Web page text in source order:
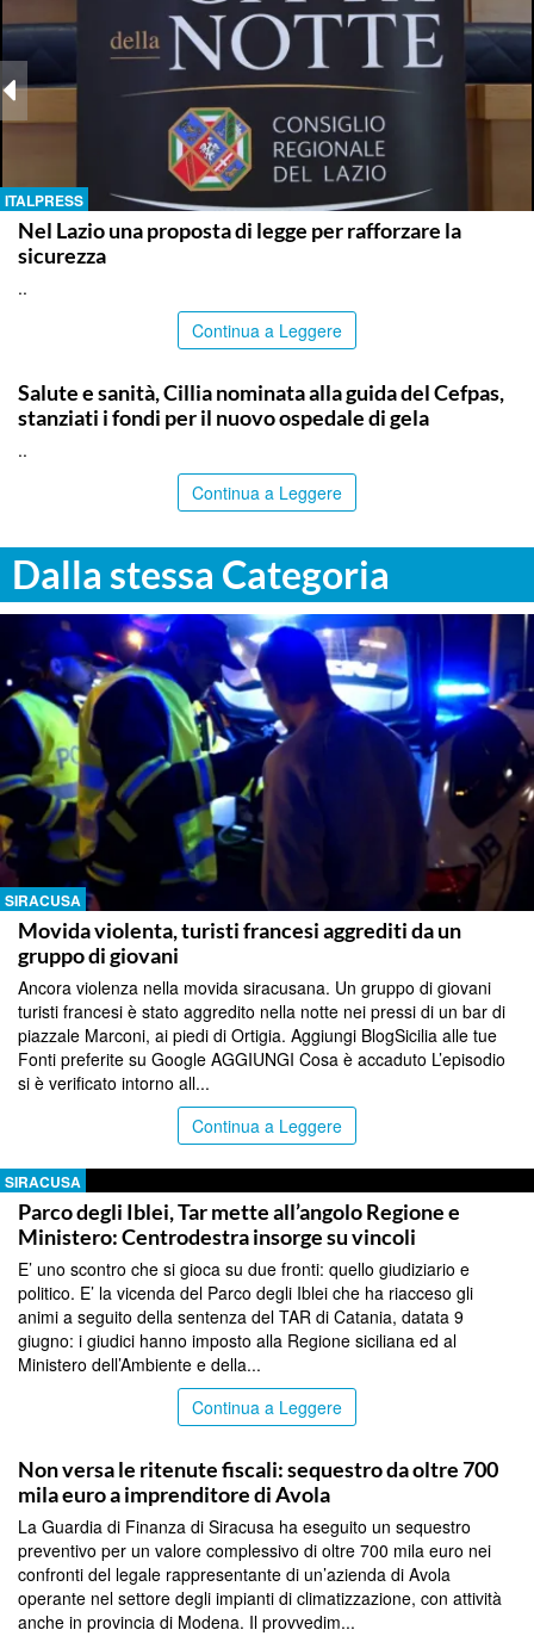
ITALPRESS
Nel Lazio una proposta di legge per rafforzare la
sicurezza
..
Continua a Leggere
Salute e sanità, Cillia nominata alla guida del Cefpas,
stanziati i fondi per il nuovo ospedale di gela
..
Continua a Leggere
Dalla stessa Categoria
SIRACUSA
Movida violenta, turisti francesi aggrediti da un
gruppo di giovani
Ancora violenza nella movida siracusana. Un gruppo di giovani
turisti francesi è stato aggredito nella notte nei pressi di un bar di
piazzale Marconi, ai piedi di Ortigia. Aggiungi BlogSicilia alle tue
Fonti preferite su Google AGGIUNGI Cosa è accaduto L’episodio
si è verificato intorno all...
Continua a Leggere
SIRACUSA
Parco degli Iblei, Tar mette all’angolo Regione e
Ministero: Centrodestra insorge su vincoli
E’ uno scontro che si gioca su due fronti: quello giudiziario e
politico. E’ la vicenda del Parco degli Iblei che ha riacceso gli
animi a seguito della sentenza del TAR di Catania, datata 9
giugno: i giudici hanno imposto alla Regione siciliana ed al
Ministero dell’Ambiente e della...
Continua a Leggere
Non versa le ritenute fiscali: sequestro da oltre 700
mila euro a imprenditore di Avola
La Guardia di Finanza di Siracusa ha eseguito un sequestro
preventivo per un valore complessivo di oltre 700 mila euro nei
confronti del legale rappresentante di un’azienda di Avola
operante nel settore degli impianti di climatizzazione, con attività
anche in provincia di Modena. Il provvedim...